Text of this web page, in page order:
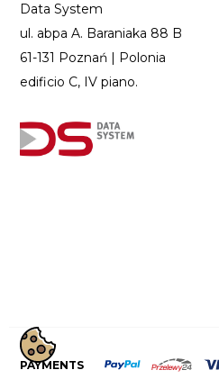
Data System
ul. abpa A. Baraniaka 88 B
61-131 Poznań | Polonia
edificio C, IV piano.
PAYMENTS